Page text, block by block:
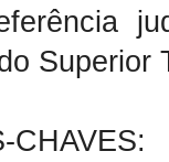
Superior
CHAVES: